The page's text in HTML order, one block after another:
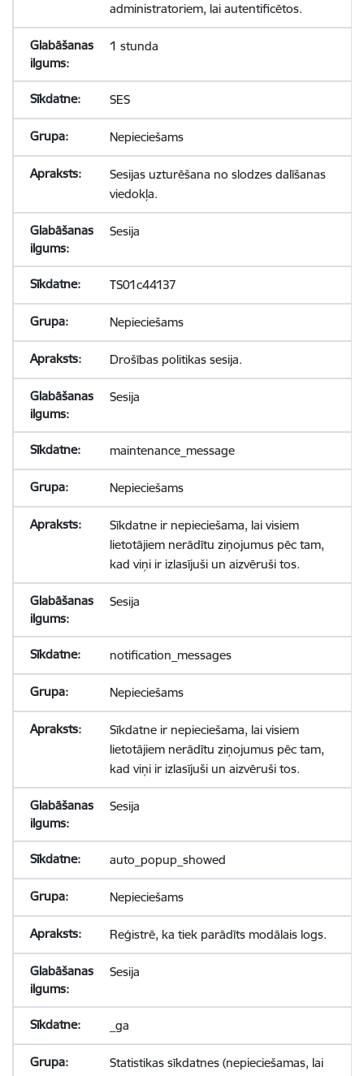
administratoriem, lai autentificētos.
1 stunda
SES
Nepieciešams
Sesijas uzturēšana no slodzes dalīšanas
viedokļa.
Sesija
TS01c44137
Nepieciešams
Drošības politikas sesija.
Sesija
maintenance_message
Nepieciešams
Sīkdatne ir nepieciešama, lai visiem
lietotājiem nerādītu ziņojumus pēc tam,
kad viņi ir izlasījuši un aizvēruši tos.
Sesija
notification_messages
Nepieciešams
Sīkdatne ir nepieciešama, lai visiem
lietotājiem nerādītu ziņojumus pēc tam,
kad viņi ir izlasījuši un aizvēruši tos.
Sesija
auto_popup_showed
Nepieciešams
Reģistrē, ka tiek parādīts modālais logs.
Sesija
_ga
Statistikas sīkdatnes (nepieciešamas, lai